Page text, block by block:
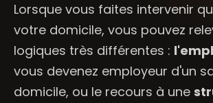
Lorsque vous faites intervenir
votre domicile, vous pouvez
logiques très différentes :
vous devenez employeur d'un
domicile, ou le recours à une